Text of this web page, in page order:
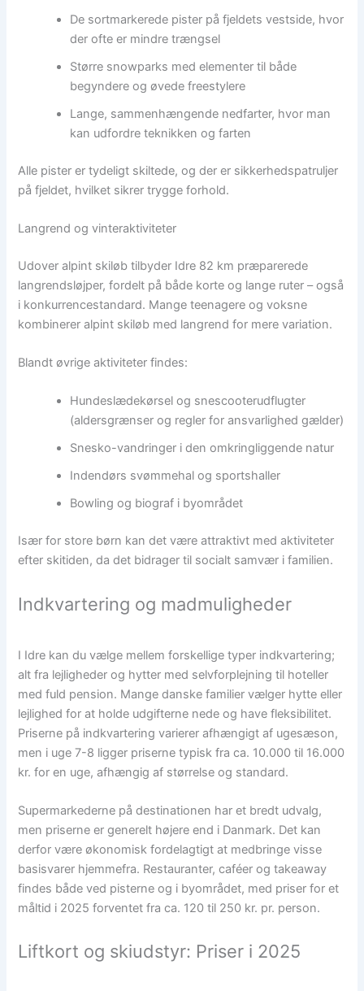
De sortmarkerede pister på fjeldets vestside, hvor
der ofte er mindre trængsel
Større snowparks med elementer til både
begyndere og øvede freestylere
Lange, sammenhængende nedfarter, hvor man
kan udfordre teknikken og farten
Alle pister er tydeligt skiltede, og der er sikkerhedspatruljer
på fjeldet, hvilket sikrer trygge forhold.
Langrend og vinteraktiviteter
Udover alpint skiløb tilbyder Idre 82 km præparerede
langrendsløjper, fordelt på både korte og lange ruter – også
i konkurrencestandard. Mange teenagere og voksne
kombinerer alpint skiløb med langrend for mere variation.
Blandt øvrige aktiviteter findes:
Hundeslædekørsel og snescooterudflugter
(aldersgrænser og regler for ansvarlighed gælder)
Snesko-vandringer i den omkringliggende natur
Indendørs svømmehal og sportshaller
Bowling og biograf i byområdet
Især for store børn kan det være attraktivt med aktiviteter
efter skitiden, da det bidrager til socialt samvær i familien.
Indkvartering og madmuligheder
I Idre kan du vælge mellem forskellige typer indkvartering;
alt fra lejligheder og hytter med selvforplejning til hoteller
med fuld pension. Mange danske familier vælger hytte eller
lejlighed for at holde udgifterne nede og have fleksibilitet.
Priserne på indkvartering varierer afhængigt af ugesæson,
men i uge 7-8 ligger priserne typisk fra ca. 10.000 til 16.000
kr. for en uge, afhængig af størrelse og standard.
Supermarkederne på destinationen har et bredt udvalg,
men priserne er generelt højere end i Danmark. Det kan
derfor være økonomisk fordelagtigt at medbringe visse
basisvarer hjemmefra. Restauranter, caféer og takeaway
findes både ved pisterne og i byområdet, med priser for et
måltid i 2025 forventet fra ca. 120 til 250 kr. pr. person.
Liftkort og skiudstyr: Priser i 2025